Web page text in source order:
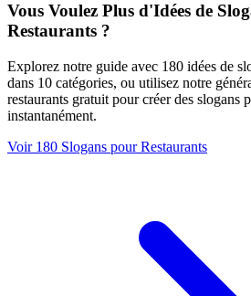
Vous Voulez Plus d'Idées de
Restaurants ?
Explorez notre guide avec 180 idées de
dans 10 catégories, ou utilisez notre
restaurants gratuit pour créer des slogans
instantanément.
Voir 180 Slogans pour Restaurants